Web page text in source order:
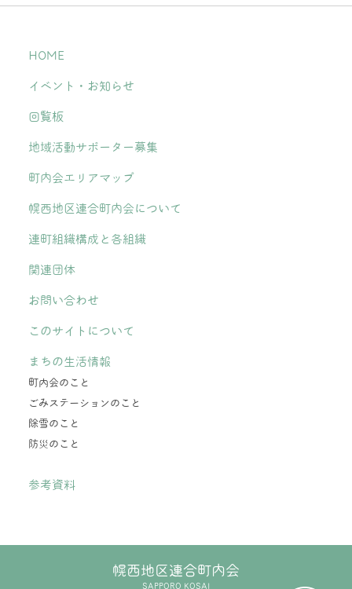
HOME
イベント・お知らせ
回覧板
地域活動サポーター募集
町内会エリアマップ
幌西地区連合町内会について
連町組織構成と各組織
関連団体
お問い合わせ
このサイトについて
まちの生活情報
町内会のこと
ごみステーションのこと
除雪のこと
防災のこと
参考資料
幌西地区連合町内会
SAPPORO KOSAI